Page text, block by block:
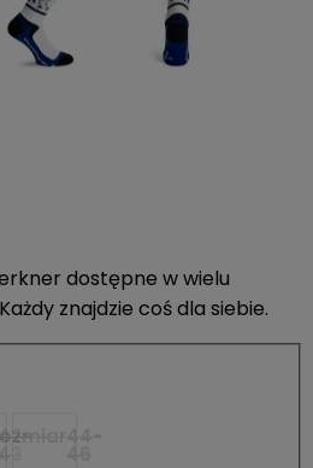
dostępne w wielu
znajdzie coś dla siebie.